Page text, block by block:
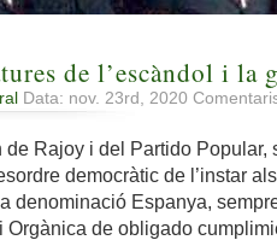
de l’escàndol i la
Data: nov. 23rd, 2020
Rajoy i del Partido Popular,
democràtic de l’instar
denominació Espanya,
Orgànica de obligado